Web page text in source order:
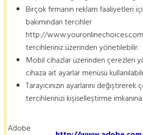
Birçok firmanın reklam faaliyetleri
bakımından tercihler
http://
tercihleriniz üzerinden yönetilebilir.
Mobil cihazlar üzerinden çerezleri
cihaza ait ayarlar menüsü
Tarayıcınızın ayarlarını
tercihlerinizi kişiselleştirme
Adobe